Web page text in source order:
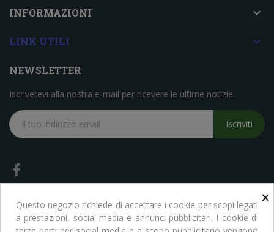
INFORMAZIONI 
LINK UTILI 
NEWSLETTER
Iscrivetevi alla nostra e-mail per ricevere le ultime notizie.
Iscriviti
×
Questo negozio richiede di accettare i cookie per scopi legati
a prestazioni, social media e annunci pubblicitari. I cookie di